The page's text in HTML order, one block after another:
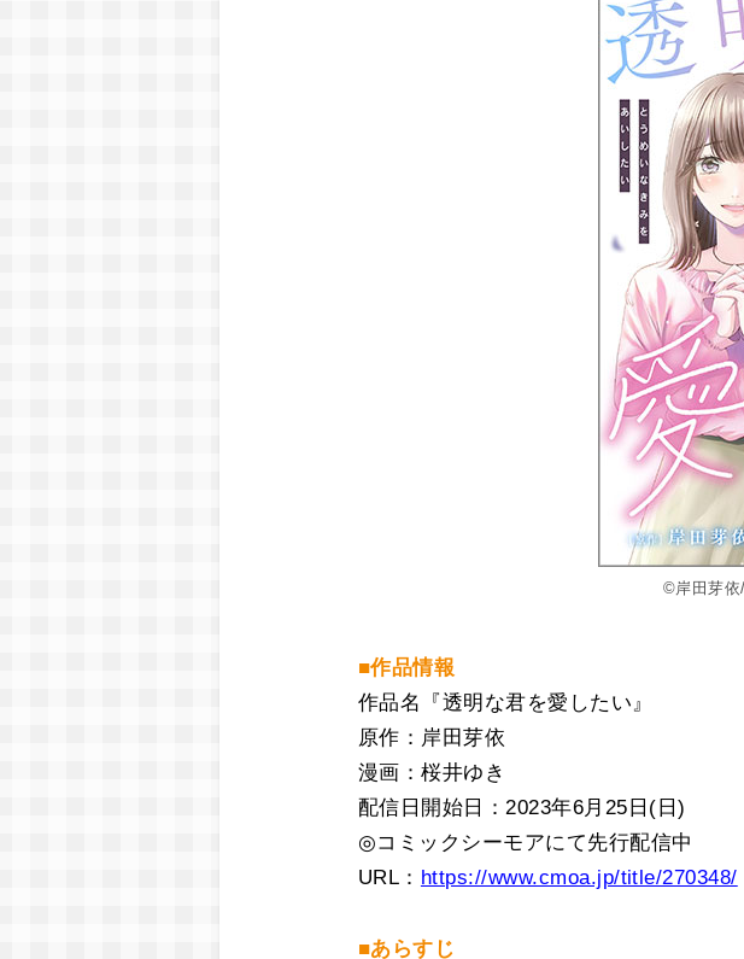
©岸田芽依
■作品情報
作品名『透明な君を愛したい』
原作：岸田芽依
漫画：桜井ゆき
配信日開始日：2023年6月25日(日)
◎コミックシーモアにて先行配信中
URL： https://www.cmoa.jp/title/270348/
■あらすじ